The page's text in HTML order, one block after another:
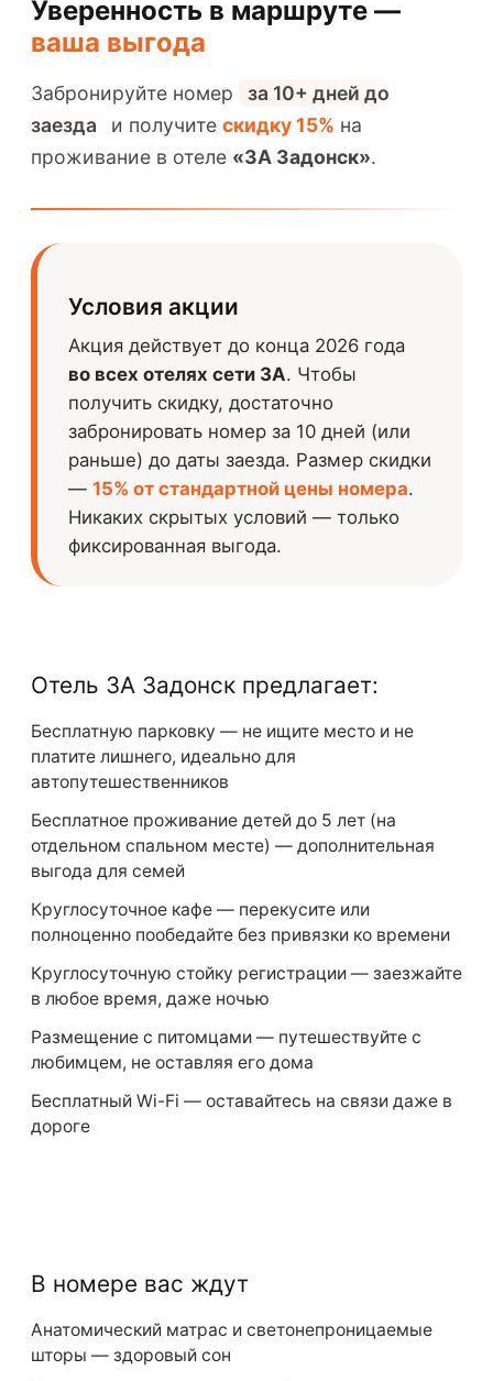
Уверенность в маршруте —
ваша выгода
Забронируйте номер
за 10+ дней до
заезда
и получите скидку 15% на
проживание в отеле «3А Задонск».
Условия акции
Акция действует до конца 2026 года
во всех отелях сети 3А. Чтобы
получить скидку, достаточно
забронировать номер за 10 дней (или
раньше) до даты заезда. Размер скидки
— 15% от стандартной цены номера.
Никаких скрытых условий — только
фиксированная выгода.
Отель 3А Задонск предлагает:
Бесплатную парковку — не ищите место и не
платите лишнего, идеально для
автопутешественников
Бесплатное проживание детей до 5 лет (на
отдельном спальном месте) — дополнительная
выгода для семей
Круглосуточное кафе — перекусите или
полноценно пообедайте без привязки ко времени
Круглосуточную стойку регистрации — заезжайте
в любое время, даже ночью
Размещение с питомцами — путешествуйте с
любимцем, не оставляя его дома
Бесплатный Wi-Fi — оставайтесь на связи даже в
дороге
В номере вас ждут
Анатомический матрас и светонепроницаемые
шторы — здоровый сон